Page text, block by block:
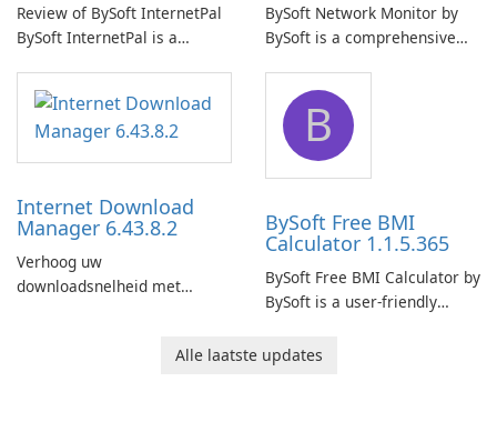
Review of BySoft InternetPal
BySoft InternetPal is a
application designed to
monitor your internet
connection and provide real-
time insights into its
BySoft Network Monitor by
BySoft is a comprehensive
designed to help businesses
effectively manage their
network infrastructure.
Internet Download
Manager 6.43.8.2
Verhoog uw
downloadsnelheid met
B
BySoft Free BMI
Calculator 1.1.5.365
BySoft Free BMI Calculator by
BySoft is a user-friendly
designed to help you
Alle laatste updates